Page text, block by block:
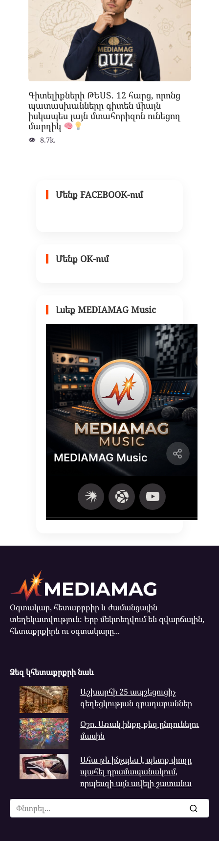
Գիտելիքների ԹԵՍՏ. 12 հարց, որոնց
պատասխանները գիտեն միայն
իսկապես լայն մտահորիզոն ունեցող
մարդիկ
8.7k.
Մենք FACEBOOK-ում
Մենք OK-ում
Լսեք MEDIAMAG Music
Օգտակար, հետաքրքիր և ժամանցային
տեղեկատվություն: Երբ մեկտեղվում են զվարճալին,
հետաքրքիրն ու օգտակարը...
Ձեզ կհետաքրքրի նաև
Աշխարհի 25 ապշեցուցիչ
գեղեցկության գրադարաններ
Օշո. Առակ ինքդ քեզ ընդունելու
մասին
Ահա թե ինչպես է պետք փողը
պահել դրամապանակում,
որպեսզի այն ավելի շատանա
Search
for: